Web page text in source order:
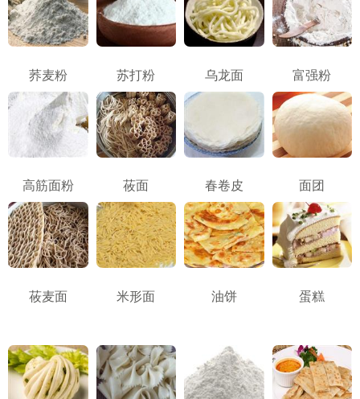
荞麦粉 苏打粉 乌龙面 富强粉
高筋面粉 莜面 春卷皮 面团
莜麦面 米形面 油饼 蛋糕